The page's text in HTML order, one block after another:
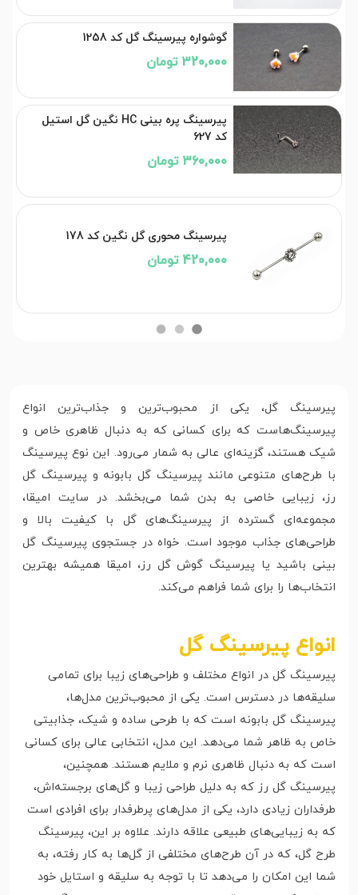
گوشواره پیرسینگ گل کد 1258
320,000 تومان
پیرسینگ پره بینی HC نگین گل استیل
کد 627
360,000 تومان
پیرسینگ محوری گل نگین کد 178
420,000 تومان
پیرسینگ گل، یکی از محبوب‌ترین و جذاب‌ترین انواع
پیرسینگ‌هاست که برای کسانی که به دنبال ظاهری خاص و
شیک هستند، گزینه‌ای عالی به شمار می‌رود. این نوع پیرسینگ
با طرح‌های متنوعی مانند پیرسینگ گل بابونه و پیرسینگ گل
رز، زیبایی خاصی به بدن شما می‌بخشد. در سایت امیقا،
مجموعه‌ای گسترده از پیرسینگ‌های گل با کیفیت بالا و
طراحی‌های جذاب موجود است. خواه در جستجوی پیرسینگ گل
بینی باشید یا پیرسینگ گوش گل رز، امیقا همیشه بهترین
انتخاب‌ها را برای شما فراهم می‌کند.
انواع پیرسینگ گل
پیرسینگ گل در انواع مختلف و طراحی‌های زیبا برای تمامی
سلیقه‌ها در دسترس است. یکی از محبوب‌ترین مدل‌ها،
پیرسینگ گل بابونه است که با طرحی ساده و شیک، جذابیتی
خاص به ظاهر شما می‌دهد. این مدل، انتخابی عالی برای کسانی
است که به دنبال ظاهری نرم و ملایم هستند. همچنین،
پیرسینگ گل رز که به دلیل طراحی زیبا و گل‌های برجسته‌اش،
طرفداران زیادی دارد، یکی از مدل‌های پرطرفدار برای افرادی است
که به زیبایی‌های طبیعی علاقه دارند. علاوه بر این، پیرسینگ
طرح گل، که در آن طرح‌های مختلفی از گل‌ها به کار رفته، به
شما این امکان را می‌دهد تا با توجه به سلیقه و استایل خود